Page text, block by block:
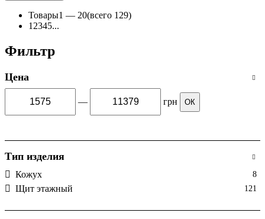
Товары1 — 20(всего 129)
1 2345...
Фильтр
Цена
— грн ОК
Тип изделия
Кожух 8
Щит этажный 121